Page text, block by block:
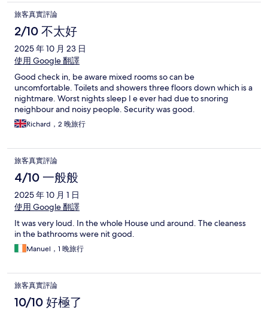
fine, but why not accept them at the front desk? ! literally
watched him have to refund almost a $1000 for various travelers
because of it. In one weekend. So surely they're losing more
than $10k a year for that weird stipulation. Everywhere accepts
the passports at check in. Feels totally optional. Anyway, good
experience though. They cleaned everyday, the bathrooms
didn't work on ours, but they had other charging spots. It might
get a little hot, the "AC" is a computer fan in the pod. Pods don't
lock btw, but we felt safe. Overall it was great.
旅客真實評論
2/10 不太好
2025 年 10 月 23 日
使用 Google 翻譯
Good check in, be aware mixed rooms so can be
uncomfortable. Toilets and showers three floors down which is a
nightmare. Worst nights sleep I e ever had due to snoring
neighbour and noisy people. Security was good.
Richard，2 晚旅行
旅客真實評論
4/10 一般般
2025 年 10 月 1 日
使用 Google 翻譯
It was very loud. In the whole House und around. The cleaness
in the bathrooms were nit good.
Manuel，1 晚旅行
旅客真實評論
10/10 好極了